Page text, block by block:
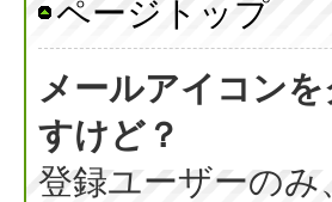
ページトップ
メールアイコン
すけど？
登録ユーザーの